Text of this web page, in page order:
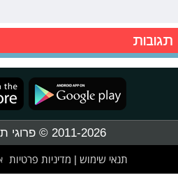
תגובות
2011-2026 © פרוגי תקשורת בע"מ
תנאי שימוש מדיניות פרטיות